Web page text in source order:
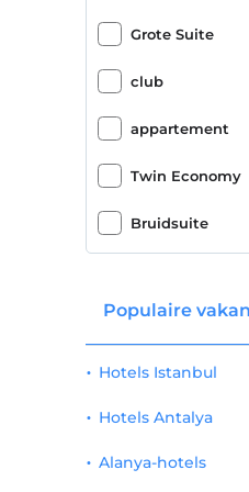
fitness centrum
Sauna
Turks bad
Geen
Spa/
Borden
optische bril
Fotograaf
Grote Suite
club
appartement
Twin Economy
Bruidsuite
Populaire
Hotels Istanbul
Hotels Antalya
Alanya-hotels